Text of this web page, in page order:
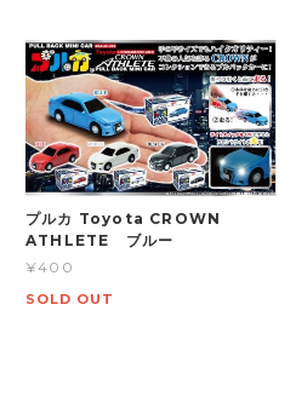
プルカ Toyota CROWN
ATHLETE ブルー
¥400
SOLD OUT